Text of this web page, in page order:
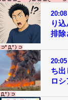
り
排
ち
ロシ